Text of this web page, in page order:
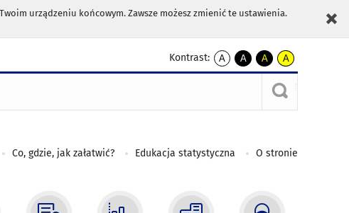
urządzeniu końcowym. Zawsze możesz zmienić te ustawienia.
Kontrast:
A
kontrast
A
kontrast
czarnym
A
kontrast
żółty
tekst
czarnym
A
kontrast
czarny
tekst
żółtym
Co, gdzie, jak załatwić? Edukacja statystyczna O stronie